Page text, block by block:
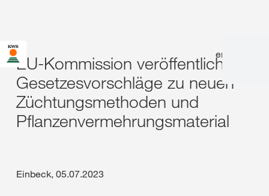
en
EU-Kommission veröffentlicht
Gesetzesvorschläge zu neuen
Züchtungsmethoden und
Pflanzenvermehrungsmaterial
Einbeck, 05.07.2023